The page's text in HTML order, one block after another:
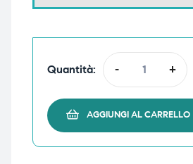
Quantità: - +
AGGIUNGI AL CARRELLO